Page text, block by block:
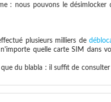
: nous pouvons le désimlocker
plusieurs milliers de
quelle carte SIM dans
du blabla : il suffit de consulter